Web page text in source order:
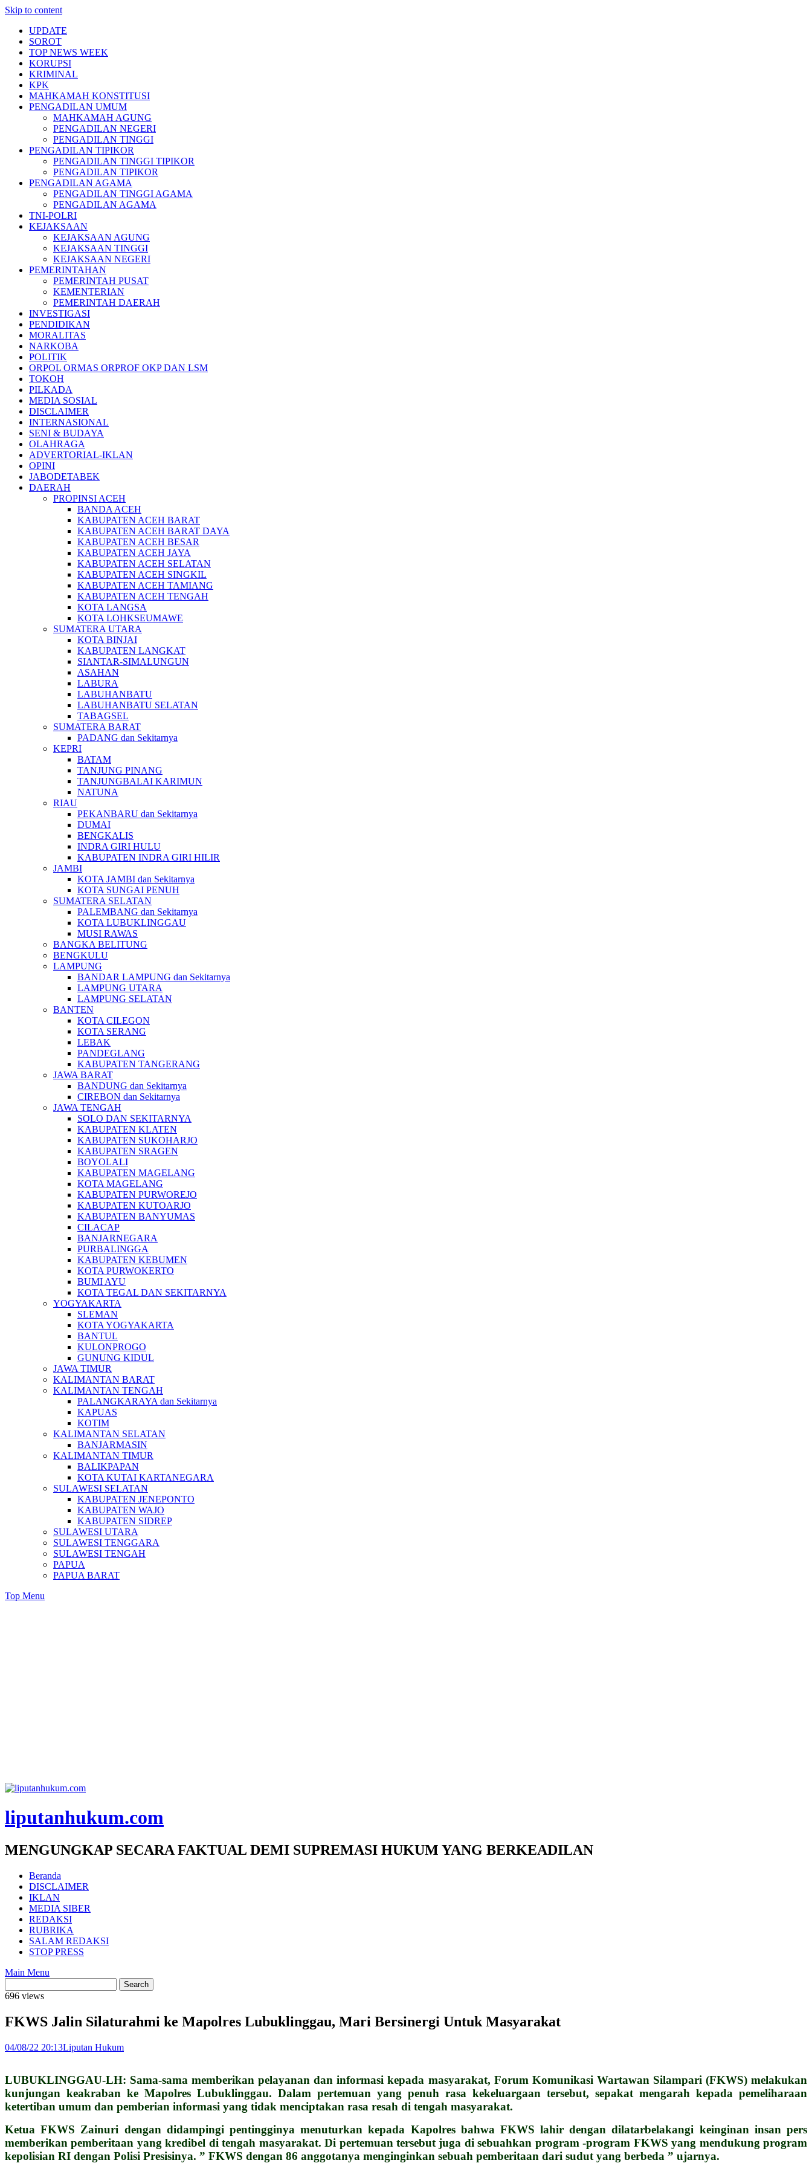
Skip to content
UPDATE
SOROT
TOP NEWS WEEK
KORUPSI
KRIMINAL
KPK
MAHKAMAH KONSTITUSI
PENGADILAN UMUM
MAHKAMAH AGUNG
PENGADILAN NEGERI
PENGADILAN TINGGI
PENGADILAN TIPIKOR
PENGADILAN TINGGI TIPIKOR
PENGADILAN TIPIKOR
PENGADILAN AGAMA
PENGADILAN TINGGI AGAMA
PENGADILAN AGAMA
TNI-POLRI
KEJAKSAAN
KEJAKSAAN AGUNG
KEJAKSAAN TINGGI
KEJAKSAAN NEGERI
PEMERINTAHAN
PEMERINTAH PUSAT
KEMENTERIAN
PEMERINTAH DAERAH
INVESTIGASI
PENDIDIKAN
MORALITAS
NARKOBA
POLITIK
ORPOL ORMAS ORPROF OKP DAN LSM
TOKOH
PILKADA
MEDIA SOSIAL
DISCLAIMER
INTERNASIONAL
SENI & BUDAYA
OLAHRAGA
ADVERTORIAL-IKLAN
OPINI
JABODETABEK
DAERAH
PROPINSI ACEH
BANDA ACEH
KABUPATEN ACEH BARAT
KABUPATEN ACEH BARAT DAYA
KABUPATEN ACEH BESAR
KABUPATEN ACEH JAYA
KABUPATEN ACEH SELATAN
KABUPATEN ACEH SINGKIL
KABUPATEN ACEH TAMIANG
KABUPATEN ACEH TENGAH
KOTA LANGSA
KOTA LOHKSEUMAWE
SUMATERA UTARA
KOTA BINJAI
KABUPATEN LANGKAT
SIANTAR-SIMALUNGUN
ASAHAN
LABURA
LABUHANBATU
LABUHANBATU SELATAN
TABAGSEL
SUMATERA BARAT
PADANG dan Sekitarnya
KEPRI
BATAM
TANJUNG PINANG
TANJUNGBALAI KARIMUN
NATUNA
RIAU
PEKANBARU dan Sekitarnya
DUMAI
BENGKALIS
INDRA GIRI HULU
KABUPATEN INDRA GIRI HILIR
JAMBI
KOTA JAMBI dan Sekitarnya
KOTA SUNGAI PENUH
SUMATERA SELATAN
PALEMBANG dan Sekitarnya
KOTA LUBUKLINGGAU
MUSI RAWAS
BANGKA BELITUNG
BENGKULU
LAMPUNG
BANDAR LAMPUNG dan Sekitarnya
LAMPUNG UTARA
LAMPUNG SELATAN
BANTEN
KOTA CILEGON
KOTA SERANG
LEBAK
PANDEGLANG
KABUPATEN TANGERANG
JAWA BARAT
BANDUNG dan Sekitarnya
CIREBON dan Sekitarnya
JAWA TENGAH
SOLO DAN SEKITARNYA
KABUPATEN KLATEN
KABUPATEN SUKOHARJO
KABUPATEN SRAGEN
BOYOLALI
KABUPATEN MAGELANG
KOTA MAGELANG
KABUPATEN PURWOREJO
KABUPATEN KUTOARJO
KABUPATEN BANYUMAS
CILACAP
BANJARNEGARA
PURBALINGGA
KABUPATEN KEBUMEN
KOTA PURWOKERTO
BUMI AYU
KOTA TEGAL DAN SEKITARNYA
YOGYAKARTA
SLEMAN
KOTA YOGYAKARTA
BANTUL
KULONPROGO
GUNUNG KIDUL
JAWA TIMUR
KALIMANTAN BARAT
KALIMANTAN TENGAH
PALANGKARAYA dan Sekitarnya
KAPUAS
KOTIM
KALIMANTAN SELATAN
BANJARMASIN
KALIMANTAN TIMUR
BALIKPAPAN
KOTA KUTAI KARTANEGARA
SULAWESI SELATAN
KABUPATEN JENEPONTO
KABUPATEN WAJO
KABUPATEN SIDREP
SULAWESI UTARA
SULAWESI TENGGARA
SULAWESI TENGAH
PAPUA
PAPUA BARAT
Top Menu
liputanhukum.com
MENGUNGKAP SECARA FAKTUAL DEMI SUPREMASI HUKUM YANG BERKEADILAN
Beranda
DISCLAIMER
IKLAN
MEDIA SIBER
REDAKSI
RUBRIKA
SALAM REDAKSI
STOP PRESS
Main Menu
696 views
FKWS Jalin Silaturahmi ke Mapolres Lubuklinggau, Mari Bersinergi Untuk Masyarakat
04/08/22 20:13Liputan Hukum
LUBUKLINGGAU-LH: Sama-sama memberikan pelayanan dan informasi kepada masyarakat, Forum Komunikasi Wartawan Silampari (FKWS) melakukan
kunjungan keakraban ke Mapolres Lubuklinggau. Dalam pertemuan yang penuh rasa kekeluargaan tersebut, sepakat mengarah kepada pemeliharaan
ketertiban umum dan pemberian informasi yang tidak menciptakan rasa resah di tengah masyarakat.
Ketua FKWS Zainuri dengan didampingi pentingginya menuturkan kepada Kapolres bahwa FKWS lahir dengan dilatarbelakangi keinginan insan pers
memberikan pemberitaan yang kredibel di tengah masyarakat.Di pertemuan tersebut juga di sebuahkan program -program FKWS yang mendukung program
kepolisian RI dengan Polisi Presisinya. ” FKWS dengan 86 anggotanya menginginkan sebuah pemberitaan dari sudut yang berbeda ” ujarnya.